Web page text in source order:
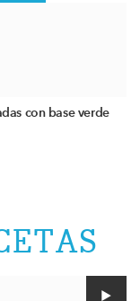
con base verde